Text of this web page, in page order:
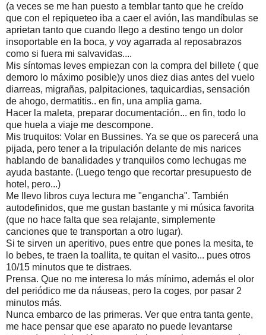
(a veces se me han puesto a temblar tanto que he creído
que con el repiqueteo iba a caer el avión, las mandíbulas se
aprietan tanto que cuando llego a destino tengo un dolor
insoportable en la boca, y voy agarrada al reposabrazos
como si fuera mi salvavidas....
Mis síntomas leves empiezan con la compra del billete ( que
demoro lo máximo posible)y unos diez dias antes del vuelo
diarreas, migrañas, palpitaciones, taquicardias, sensación
de ahogo, dermatitis.. en fin, una amplia gama.
Hacer la maleta, preparar documentación... en fin, todo lo
que huela a viaje me descompone.
Mis truquitos: Volar en Bussines. Ya se que os parecerá una
pijada, pero tener a la tripulación delante de mis narices
hablando de banalidades y tranquilos como lechugas me
ayuda bastante. (Luego tengo que recortar presupuesto de
hotel, pero...)
Me llevo libros cuya lectura me "engancha". También
autodefinidos, que me gustan bastante y mi música favorita
(que no hace falta que sea relajante, simplemente
canciones que te transportan a otro lugar).
Si te sirven un aperitivo, pues entre que pones la mesita, te
lo bebes, te traen la toallita, te quitan el vasito... pues otros
10/15 minutos que te distraes.
Prensa. Que no me interesa lo más mínimo, además el olor
del periódico me da náuseas, pero la coges, por pasar 2
minutos más.
Nunca embarco de las primeras. Ver que entra tanta gente,
me hace pensar que ese aparato no puede levantarse